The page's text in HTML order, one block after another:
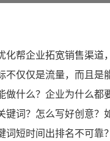
词短时间出排名不可靠？